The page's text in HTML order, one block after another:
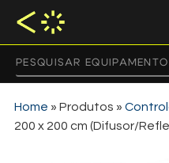
Home » Produtos »
200 x 200 cm (Difusor/